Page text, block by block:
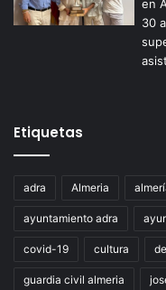
Etiquetas
adra Almeria
ayuntamiento adra
covid-19 cultura
guardia civil almeria